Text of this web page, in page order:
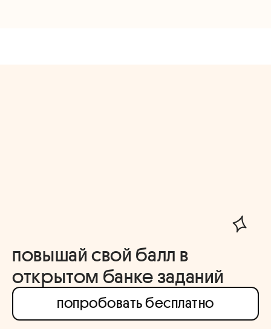
повышай свой балл в
открытом банке заданий
попробовать бесплатно